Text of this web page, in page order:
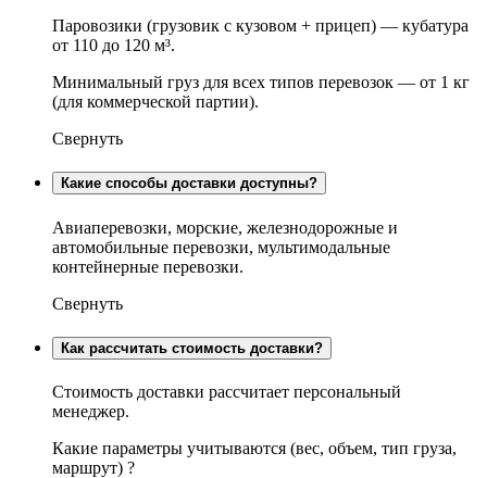
Паровозики (грузовик с кузовом + прицеп) — кубатура
от 110 до 120 м³.
Минимальный груз для всех типов перевозок — от 1 кг
(для коммерческой партии).
Свернуть
Какие способы доставки доступны?
Авиаперевозки, морские, железнодорожные и
автомобильные перевозки, мультимодальные
контейнерные перевозки.
Свернуть
Как рассчитать стоимость доставки?
Стоимость доставки рассчитает персональный
менеджер.
Какие параметры учитываются (вес, объем, тип груза,
маршрут) ?